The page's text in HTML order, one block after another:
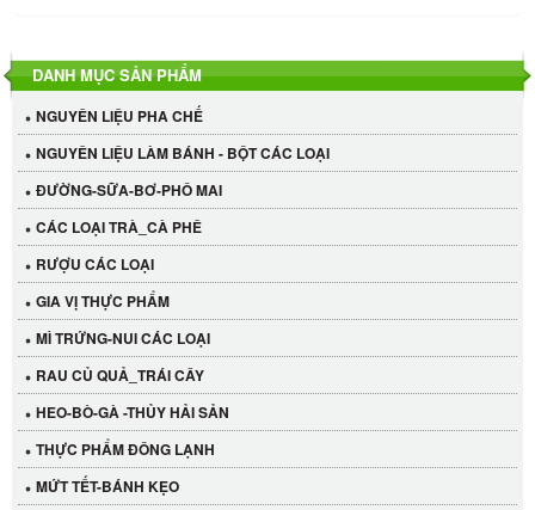
DANH MỤC SẢN PHẨM
NGUYÊN LIỆU PHA CHẾ
NGUYÊN LIỆU LÀM BÁNH - BỘT CÁC LOẠI
ĐƯỜNG-SỮA-BƠ-PHÔ MAI
CÁC LOẠI TRÀ_CÀ PHÊ
RƯỢU CÁC LOẠI
GIA VỊ THỰC PHẨM
MÌ TRỨNG-NUI CÁC LOẠI
RAU CỦ QUẢ_TRÁI CÂY
HEO-BÒ-GÀ -THỦY HẢI SẢN
THỰC PHẨM ĐÔNG LẠNH
MỨT TẾT-BÁNH KẸO